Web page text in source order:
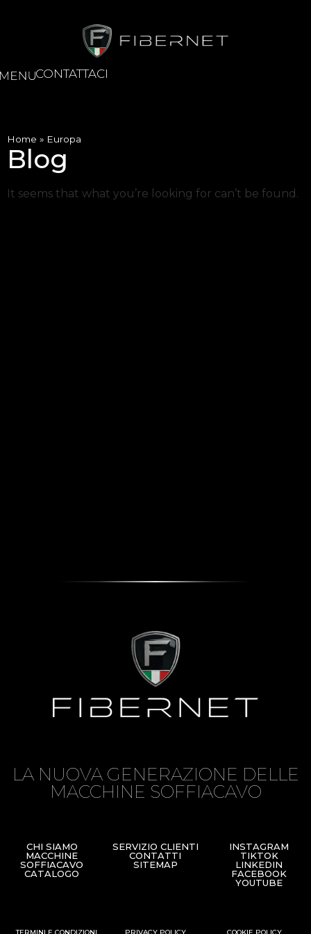
CONTATTACI
Home » Europa
Blog
It seems that what you’re looking for can’t be found.
LA NUOVA GENERAZIONE DELLE
MACCHINE SOFFIACAVO
CHI SIAMO
MACCHINE
SOFFIACAVO
CATALOGO
SERVIZIO CLIENTI
CONTATTI
SITEMAP
INSTAGRAM
TIKTOK
LINKEDIN
FACEBOOK
YOUTUBE